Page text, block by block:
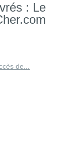
: Le
de...